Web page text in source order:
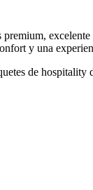
y una
de hospitality